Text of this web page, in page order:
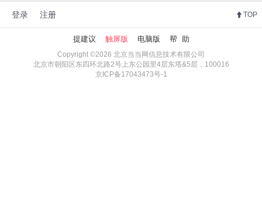
登录 注册 TOP
提建议 触屏版 电脑版 帮 助
Copyright ©2026 北京当当网信息技术有限公司
北京市朝阳区东四环北路2号上东公园里4层东塔&5层，100016
京ICP备17043473号-1